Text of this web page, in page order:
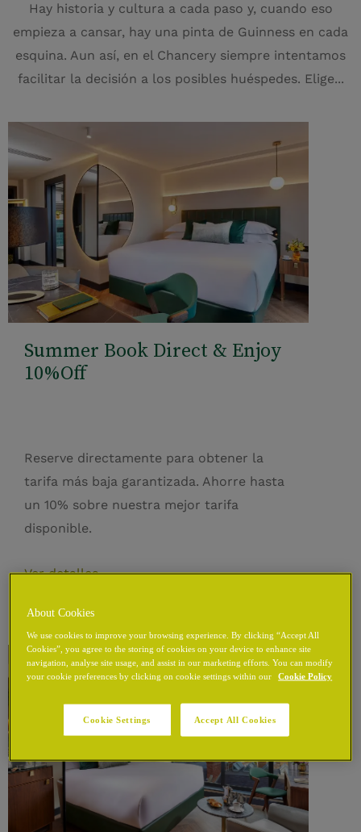
Hay historia y cultura a cada paso y, cuando eso
empieza a cansar, hay una pinta de Guinness en cada
esquina. Aun así, en el Chancery siempre intentamos
facilitar la decisión a los posibles huéspedes. Elige...
Summer Book Direct & Enjoy
10%Off
Reserve directamente para obtener la
tarifa más baja garantizada. Ahorre hasta
un 10% sobre nuestra mejor tarifa
disponible.
Ver detalles
About Cookies
We use cookies to improve your browsing experience. By clicking “Accept All
Cookies”, you agree to the storing of cookies on your device to enhance site
navigation, analyse site usage, and assist in our marketing efforts. You can modify
your cookie preferences by clicking on cookie settings within our
Cookie Policy
Cookie Settings Accept All Cookies